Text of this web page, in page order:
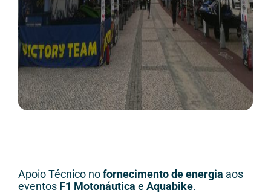
Apoio Técnico nofornecimento de energia aos
eventos F1 Motonáutica e Aquabike.